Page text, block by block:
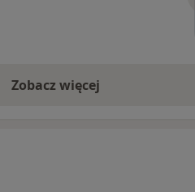
Zobacz więcej